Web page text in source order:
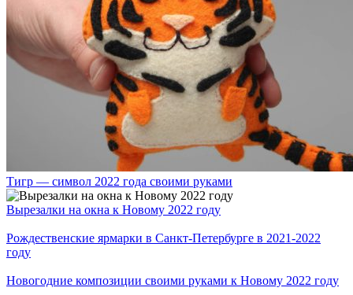
Тигр — символ 2022 года своими руками
Вырезалки на окна к Новому 2022 году
Рождественские ярмарки в Санкт-Петербурге в 2021-2022
году
Новогодние композиции своими руками к Новому 2022 году